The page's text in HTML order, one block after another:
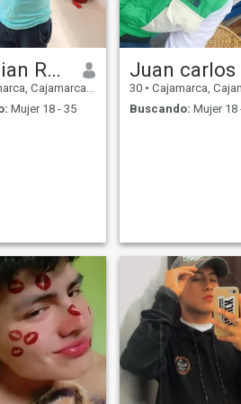
Cristhian Raúl Orejuela Yumbat
Cajamarca, Perú
Mujer 18 - 35
Juan carlos
30 • Cajamarca,
Buscando: Mujer 18